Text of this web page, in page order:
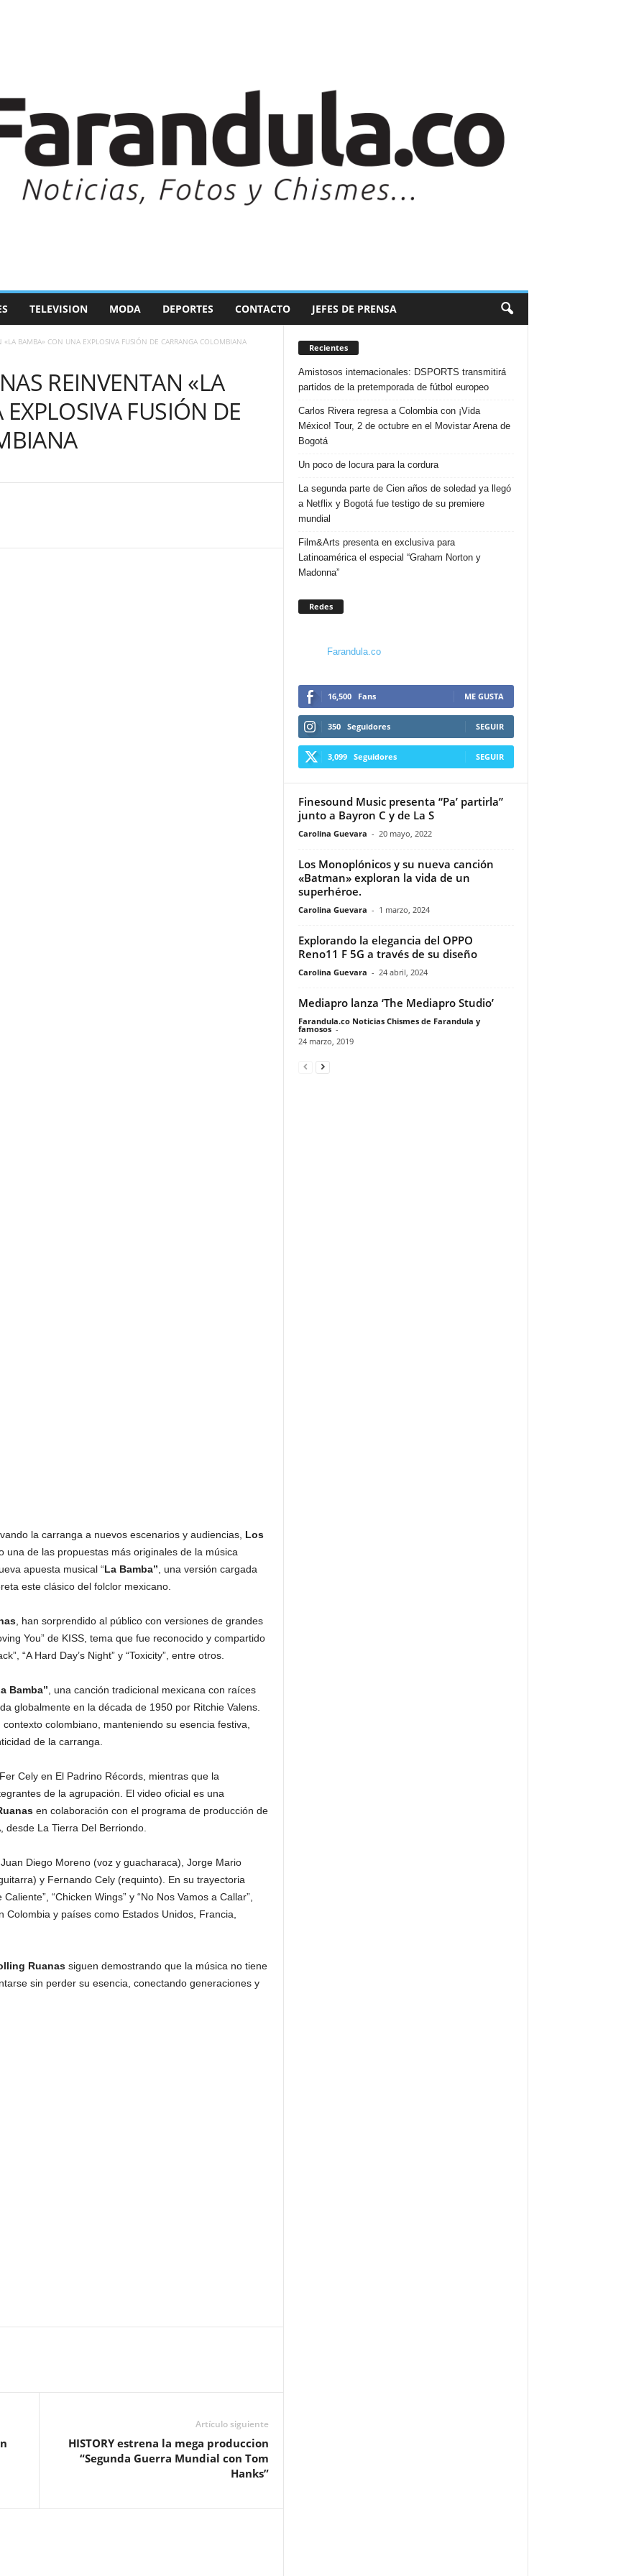
TELEVISION MODA DEPORTES CONTACTO JEFES DE PRENSA
BAMBA» CON UNA EXPLOSIVA FUSIÓN DE CARRANGA COLOMBIANA
REINVENTAN «LA
FUSIÓN DE
la carranga a nuevos escenarios y audiencias, Los
una de las propuestas más originales de la música
apuesta musical “La Bamba” , una versión cargada
este clásico del folclor mexicano.
, han sorprendido al público con versiones de grandes
You” de KISS, tema que fue reconocido y compartido
“A Hard Day’s Night” y “Toxicity”, entre otros.
Bamba” , una canción tradicional mexicana con raíces
globalmente en la década de 1950 por Ritchie Valens.
colombiano, manteniendo su esencia festiva,
de la carranga.
Cely en El Padrino Récords, mientras que la
de la agrupación. El video oficial es una
en colaboración con el programa de producción de
desde La Tierra Del Berriondo.
Diego Moreno (voz y guacharaca), Jorge Mario
y Fernando Cely (requinto). En su trayectoria
“Chicken Wings” y “No Nos Vamos a Callar”,
y países como Estados Unidos, Francia,
Ruanas siguen demostrando que la música no tiene
sin perder su esencia, conectando generaciones y
Artículo siguiente
HISTORY estrena la mega produccion
“Segunda Guerra Mundial con Tom
Hanks”
Recientes
Amistosos internacionales: DSPORTS transmitirá
partidos de la pretemporada de fútbol europeo
Carlos Rivera regresa a Colombia con ¡Vida
México! Tour, 2 de octubre en el Movistar Arena de
Bogotá
Un poco de locura para la cordura
La segunda parte de Cien años de soledad ya llegó
a Netflix y Bogotá fue testigo de su premiere
mundial
Film&Arts presenta en exclusiva para
Latinoamérica el especial “Graham Norton y
Madonna”
Redes
Farandula.co
16,500 Fans ME GUSTA
350 Seguidores SEGUIR
3,099 Seguidores SEGUIR
Finesound Music presenta “Pa’ partirla”
junto a Bayron C y de La S
Carolina Guevara - 20 mayo, 2022
Los Monoplónicos y su nueva canción
«Batman» exploran la vida de un
superhéroe.
Carolina Guevara - 1 marzo, 2024
Explorando la elegancia del OPPO
Reno11 F 5G a través de su diseño
Carolina Guevara - 24 abril, 2024
Mediapro lanza ‘The Mediapro Studio’
Farandula.co Noticias Chismes de Farandula y
famosos -
24 marzo, 2019